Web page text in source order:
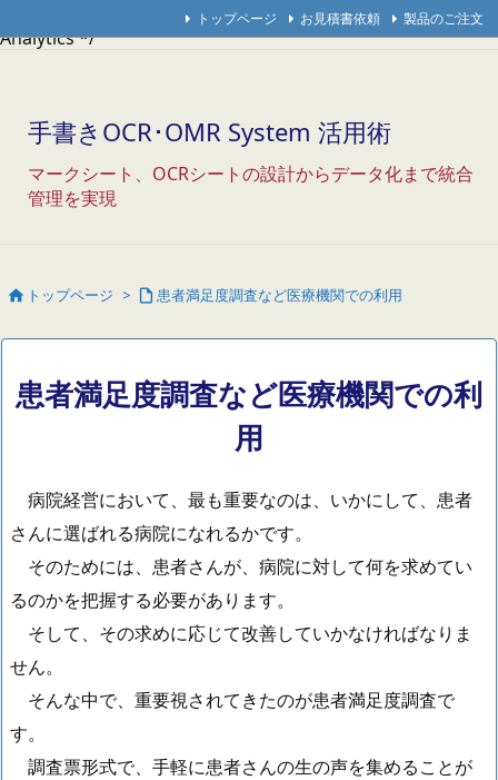
/* Googleアナリティクス *//* アクセス解析研究所 *//* THK
Analytics */
トップページ お見積書依頼 製品のご注文
手書きOCR･OMR System 活用術
マークシート、OCRシートの設計からデータ化まで統合
管理を実現
 トップページ >  患者満足度調査など医療機関での利用
患者満足度調査など医療機関での利
用
病院経営において、最も重要なのは、いかにして、患者
さんに選ばれる病院になれるかです。
そのためには、患者さんが、病院に対して何を求めてい
るのかを把握する必要があります。
そして、その求めに応じて改善していかなければなりま
せん。
そんな中で、重要視されてきたのが患者満足度調査で
す。
調査票形式で、手軽に患者さんの生の声を集めることが